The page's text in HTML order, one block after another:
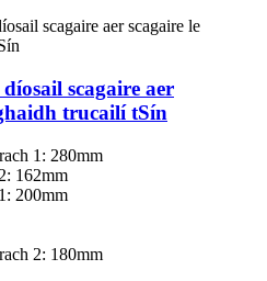
scagaire aer
trucailí tSín
1: 280mm
162mm
200mm
2: 180mm